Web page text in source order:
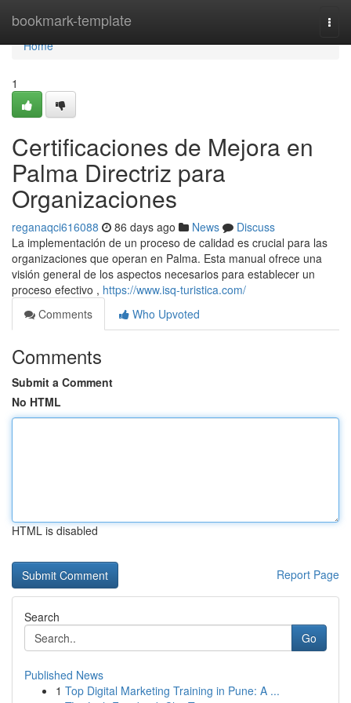
bookmark-template
Home
Home
1
Certificaciones de Mejora en
Palma Directriz para
Organizaciones
reganaqci616088 86 days ago News
Discuss
La implementación de un proceso de calidad es crucial para las
organizaciones que operan en Palma. Esta manual ofrece una
visión general de los aspectos necesarios para establecer un
proceso efectivo , https://www.isq-turistica.com/
Comments
Who Upvoted
Comments
Submit a Comment
No HTML
HTML is disabled
Report Page
Search
Go
Published News
1 Top Digital Marketing Training in Pune: A ...